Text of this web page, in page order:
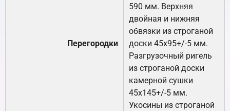
Перегородки
590 мм. Верхняя
двойная и нижняя
обвязки из строганой
доски 45х95+/-5 мм.
Разгрузочный ригель
из строганой доски
камерной сушки
45х145+/-5 мм.
Укосины из строганой